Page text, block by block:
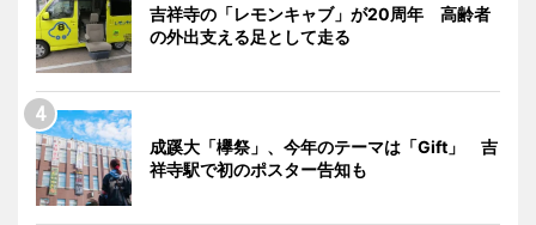
吉祥寺の「レモンキャブ」が20周年 高齢者
の外出支える足として走る
成蹊大「欅祭」、今年のテーマは「Gift」 吉
祥寺駅で初のポスター告知も